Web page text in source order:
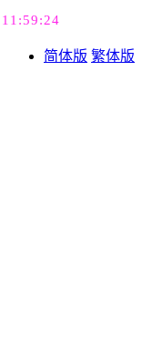
11:59:26
简体版 繁体版